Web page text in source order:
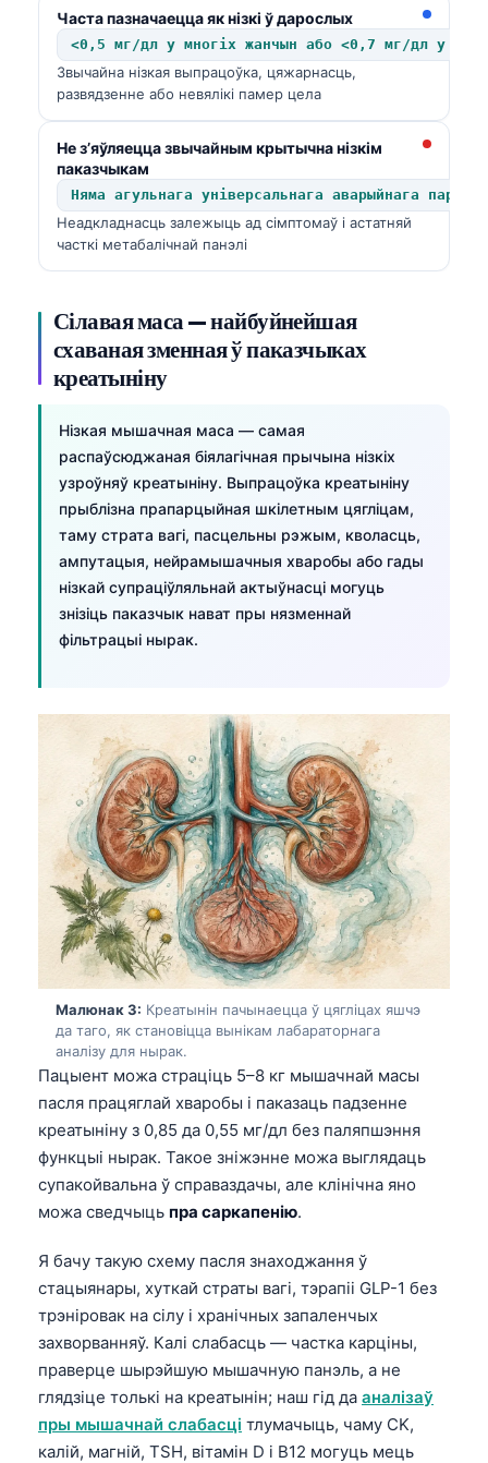
Часта пазначаецца як нізкі ў дарослых
<0,5 мг/дл у многіх жанчын або <0,7 мг/дл у
Звычайна нізкая выпрацоўка, цяжарнасць,
развядзенне або невялікі памер цела
Не з’яўляецца звычайным крытычна нізкім
паказчыкам
Няма агульнага універсальнага аварыйнага парога
Неадкладнасць залежыць ад сімптомаў і астатняй
часткі метабалічнай панэлі
Сілавая маса — найбуйнейшая
схаваная зменная ў паказчыках
креатыніну
Нізкая мышачная маса — самая
распаўсюджаная біялагічная прычына нізкіх
узроўняў креатыніну. Выпрацоўка креатыніну
прыблізна прапарцыйная шкілетным цягліцам,
таму страта вагі, пасцельны рэжым, кволасць,
ампутацыя, нейрамышачныя хваробы або гады
нізкай супраціўляльнай актыўнасці могуць
знізіць паказчык нават пры нязменнай
фільтрацыі нырак.
Малюнак 3: Креатынін пачынаецца ў цягліцах яшчэ
да таго, як становіцца вынікам лабараторнага
аналізу для нырак.
Пацыент можа страціць 5–8 кг мышачнай масы
пасля працяглай хваробы і паказаць падзенне
креатыніну з 0,85 да 0,55 мг/дл без паляпшэння
функцыі нырак. Такое зніжэнне можа выглядаць
супакойвальна ў справаздачы, але клінічна яно
можа сведчыць пра саркапенію.
Я бачу такую схему пасля знаходжання ў
стацыянары, хуткай страты вагі, тэрапіі GLP-1 без
трэніровак на сілу і хранічных запаленчых
захворванняў. Калі слабасць — частка карціны,
праверце шырэйшую мышачную панэль, а не
глядзіце толькі на креатынін; наш гід да аналізаў
пры мышачнай слабасці тлумачыць, чаму CK,
калій, магній, TSH, вітамін D і B12 могуць мець